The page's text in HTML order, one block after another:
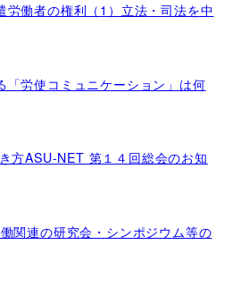
労働者の権利（1）立法・司法を中
「労使コミュニケーション」は何
方ASU-NET 第１４回総会のお知
関連の研究会・シンポジウム等の